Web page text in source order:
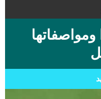
ومواصفاتها